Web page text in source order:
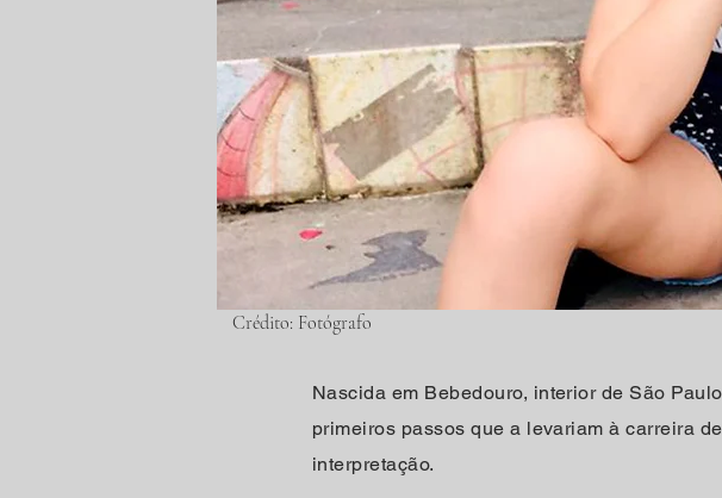
Crédito: Fotógrafo
Nascida em Bebedouro, interior de São
primeiros passos que a levariam à carreira
interpretação.